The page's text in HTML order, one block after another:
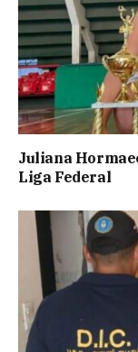
Juliana
Liga Federal